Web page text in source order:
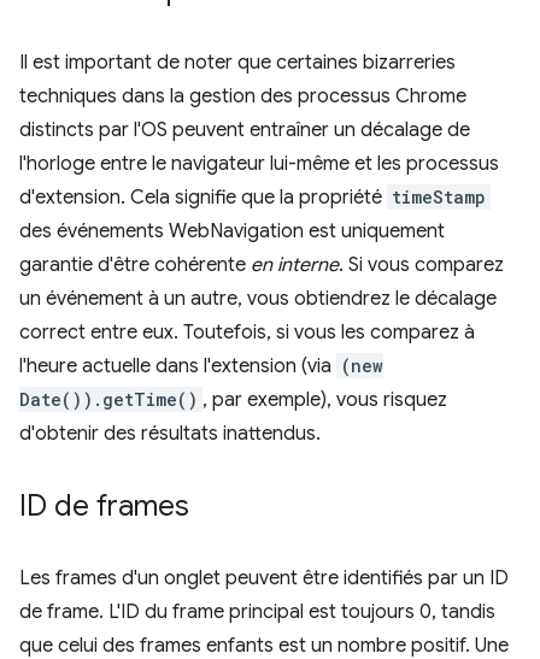
Il est important de noter que certaines bizarreries
techniques dans la gestion des processus Chrome
distincts par l'OS peuvent entraîner un décalage de
l'horloge entre le navigateur lui-même et les processus
d'extension. Cela signifie que la propriété timeStamp
des événements WebNavigation est uniquement
garantie d'être cohérente en interne. Si vous comparez
un événement à un autre, vous obtiendrez le décalage
correct entre eux. Toutefois, si vous les comparez à
l'heure actuelle dans l'extension (via (new
Date()).getTime() , par exemple), vous risquez
d'obtenir des résultats inattendus.
ID de frames
Les frames d'un onglet peuvent être identifiés par un ID
de frame. L'ID du frame principal est toujours 0, tandis
que celui des frames enfants est un nombre positif. Une